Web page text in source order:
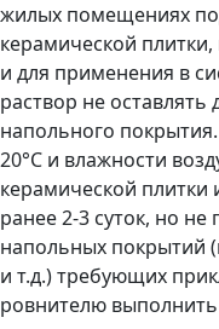
жилых помещениях
керамической
и для применения в
раствор не
напольного
20°С и влажности
керамической
ранее 2-3 суток, но не
напольных покрытий
и т.д.) требующих
ровнителю выполнить